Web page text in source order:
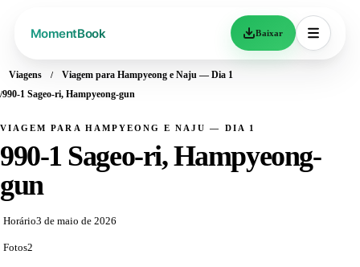
Baixar
Viagens
Viagem para Hampyeong e Naju — Dia 1
990-1 Sageo-ri, Hampyeong-gun
VIAGEM PARA HAMPYEONG E NAJU — DIA 1
990-1 Sageo-ri, Hampyeong-
gun
Horário3 de maio de 2026
Fotos2